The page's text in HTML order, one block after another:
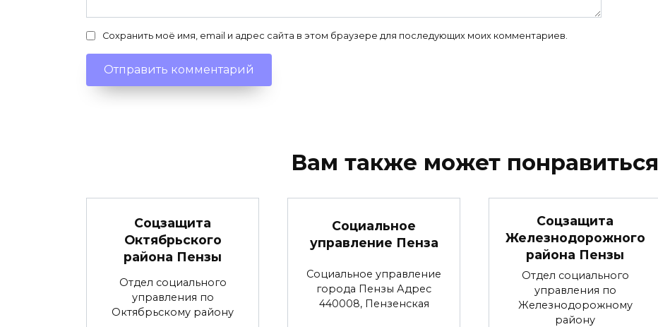
Сохранить моё имя, email и адрес сайта в этом браузере для последующих моих комментариев.
Вам также может понравиться
Соцзащита
Октябрьского
района Пензы
Отдел социального
управления по
Октябрьскому району
Социальное
управление Пенза
Социальное управление
города Пензы Адрес
440008, Пензенская
Соцзащита
Железнодорожного
района Пензы
Отдел социального
управления по
Железнодорожному
району